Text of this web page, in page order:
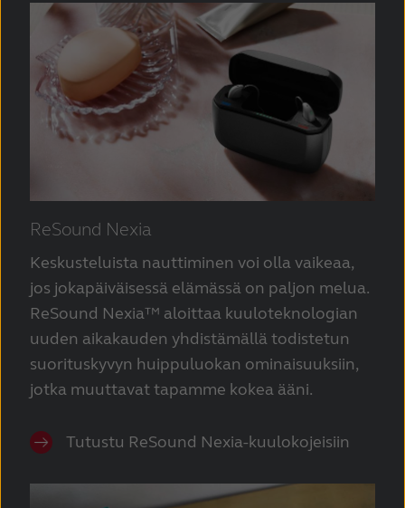
ReSound Nexia
Keskusteluista nauttiminen voi olla vaikeaa,
jos jokapäiväisessä elämässä on paljon melua.
ReSound Nexia™ aloittaa kuuloteknologian
uuden aikakauden yhdistämällä todistetun
suorituskyvyn huippuluokan ominaisuuksiin,
jotka muuttavat tapamme kokea ääni.
Tutustu ReSound Nexia-kuulokojeisiin